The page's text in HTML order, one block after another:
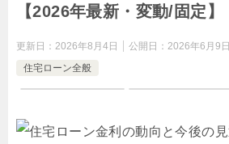
【2026年最新・変動/固定】
更新日： 2026年8月4日 公開日： 2026年6月9日
住宅ローン全般